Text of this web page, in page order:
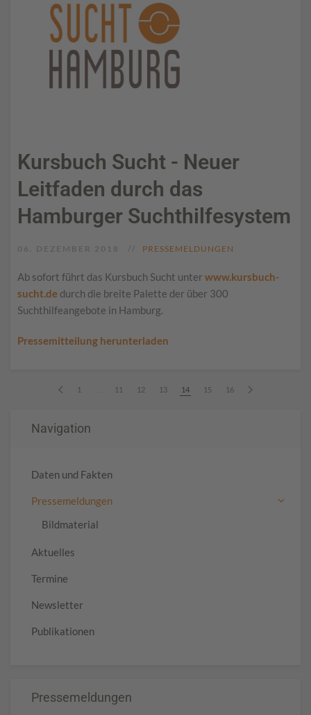
Kursbuch Sucht - Neuer
Leitfaden durch das
Hamburger Suchthilfesystem
PRESSEMELDUNGEN
Ab sofort führt das Kursbuch Sucht unterwww.kursbuch-
sucht.de durch die breite Palette der über 300
Suchthilfeangebote in Hamburg.
Pressemitteilung herunterladen
1 11 12 13 14 15 16
Navigation
Daten und Fakten
Pressemeldungen
Bildmaterial
Aktuelles
Termine
Newsletter
Publikationen
Pressemeldungen